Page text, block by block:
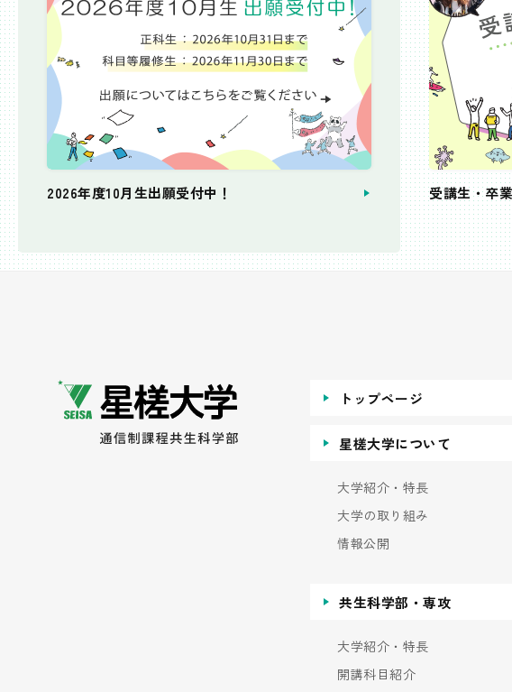
2026年度10月生出願受付中！
個別相談会 受講生・卒
トップページ
星槎大学について
大学紹介・特長
大学の取り組み
情報公開
共生科学部・専攻
大学紹介・特長
開講科目紹介